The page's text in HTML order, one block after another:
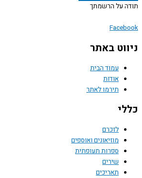
על הרשמתך
באתר
עמוד הבית
אודות
תירמו לאתר
לזכרם
מוזיאונים ואוספים
ספרות תעופתית
שירים
תאריכים